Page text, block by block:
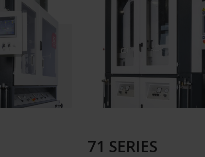
71 SERIES